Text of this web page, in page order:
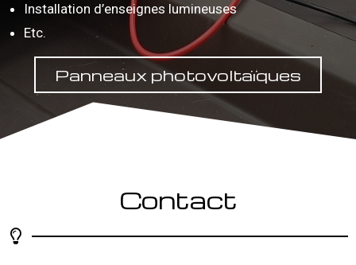
Installation d’enseignes lumineuses
Etc.
Panneaux photovoltaïques
Contact